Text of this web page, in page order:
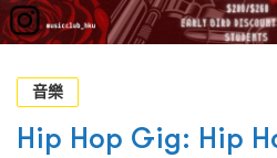
條款及細則
EN
音樂
Hip Hop Gig: Hip